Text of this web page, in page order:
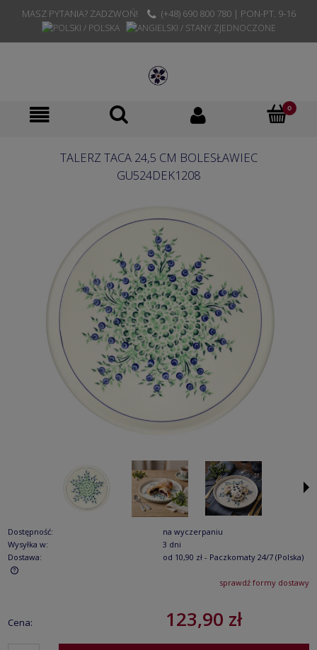
MASZ PYTANIA? ZADZWOŃ! (+48) 690 800 780 | PON-PT. 9-16
TALERZ TACA 24,5 CM BOLESŁAWIEC
GU524DEK1208
Dostępność:
na wyczerpaniu
Wysyłka w:
3 dni
Dostawa:
od 10,90 zł - Paczkomaty 24/7 (Polska)
Cena nie zawiera ewentualnych kosztów płatnościsprawdź formy dostawy
Cena: 123,90 zł